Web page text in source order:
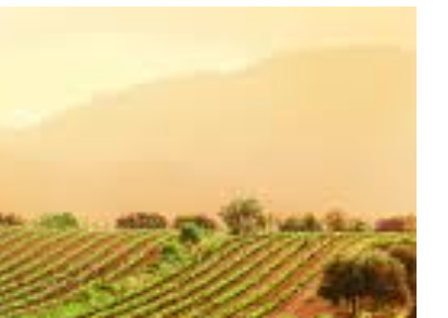
STAGIONALI
POSSONO ROVINARTI L’ESTATE (E LA GUIDA PRATICA
DEL FOTOVOLTAICO "PLUG & PLAY" CHE STA